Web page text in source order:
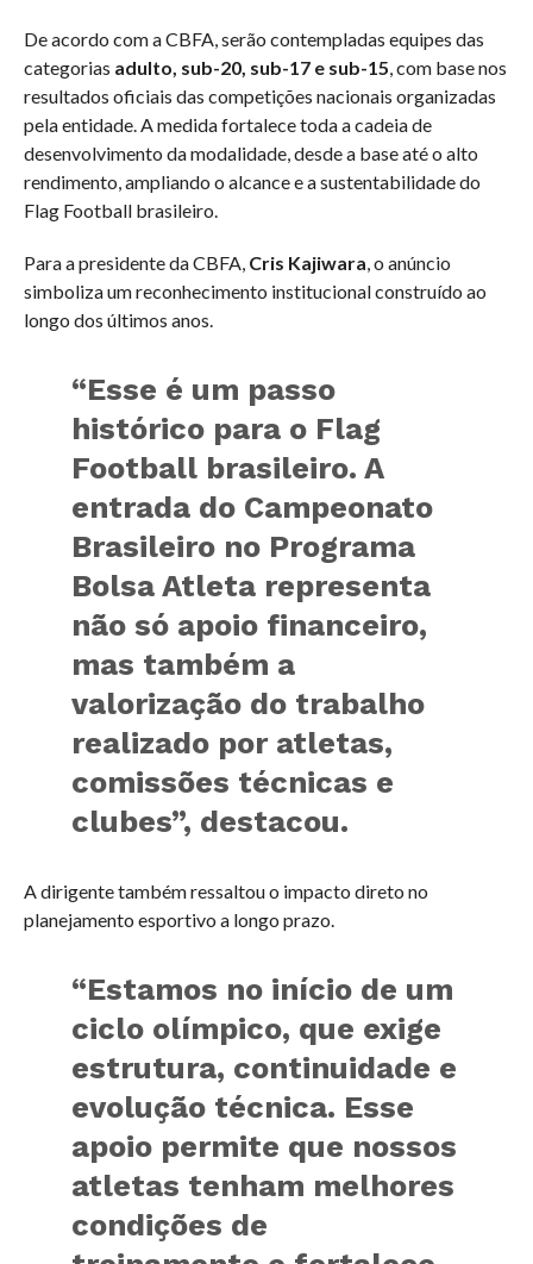
De acordo com a CBFA, serão contempladas equipes das
categorias adulto, sub-20, sub-17 e sub-15, com base nos
resultados oficiais das competições nacionais organizadas
pela entidade. A medida fortalece toda a cadeia de
desenvolvimento da modalidade, desde a base até o alto
rendimento, ampliando o alcance e a sustentabilidade do
Flag Football brasileiro.
Para a presidente da CBFA, Cris Kajiwara, o anúncio
simboliza um reconhecimento institucional construído ao
longo dos últimos anos.
“Esse é um passo
histórico para o Flag
Football brasileiro. A
entrada do Campeonato
Brasileiro no Programa
Bolsa Atleta representa
não só apoio financeiro,
mas também a
valorização do trabalho
realizado por atletas,
comissões técnicas e
clubes”, destacou.
A dirigente também ressaltou o impacto direto no
planejamento esportivo a longo prazo.
“Estamos no início de um
ciclo olímpico, que exige
estrutura, continuidade e
evolução técnica. Esse
apoio permite que nossos
atletas tenham melhores
condições de